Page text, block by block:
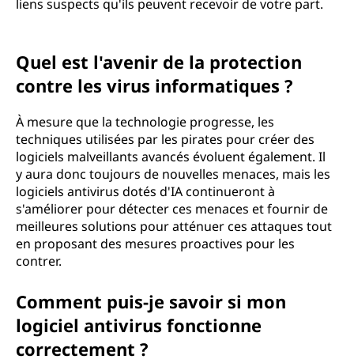
liens suspects qu'ils peuvent recevoir de votre part.
Quel est l'avenir de la protection
contre les virus informatiques ?
À mesure que la technologie progresse, les
techniques utilisées par les pirates pour créer des
logiciels malveillants avancés évoluent également. Il
y aura donc toujours de nouvelles menaces, mais les
logiciels antivirus dotés d'IA continueront à
s'améliorer pour détecter ces menaces et fournir de
meilleures solutions pour atténuer ces attaques tout
en proposant des mesures proactives pour les
contrer.
Comment puis-je savoir si mon
logiciel antivirus fonctionne
correctement ?